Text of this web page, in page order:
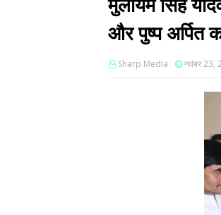
और पुष्प अर्पित
Sharp Media नवंबर 23,